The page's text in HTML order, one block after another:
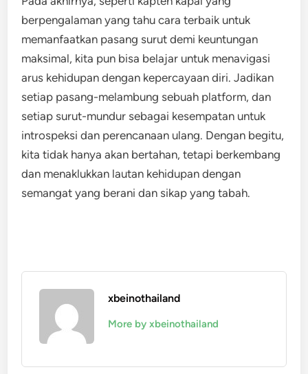
berpengalaman yang tahu cara terbaik untuk
memanfaatkan pasang surut demi keuntungan
maksimal, kita pun bisa belajar untuk menavigasi
arus kehidupan dengan kepercayaan diri. Jadikan
setiap pasang-melambung sebuah platform, dan
setiap surut-mundur sebagai kesempatan untuk
introspeksi dan perencanaan ulang. Dengan begitu,
kita tidak hanya akan bertahan, tetapi berkembang
dan menaklukkan lautan kehidupan dengan
semangat yang berani dan sikap yang tabah.
xbeinothailand
More by xbeinothailand